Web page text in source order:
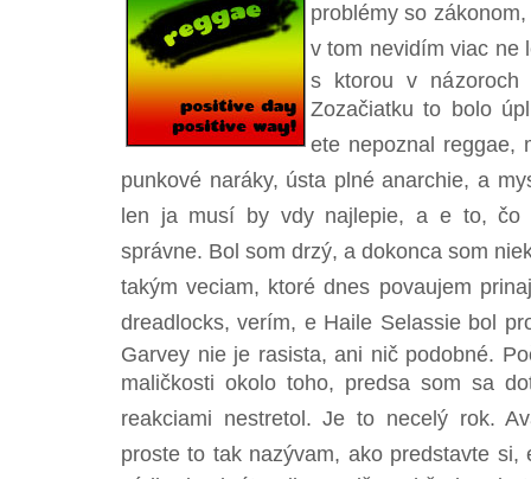
problémy so zákonom,
v tom nevidím viac
s ktorou v názoroch
Zozačiatku to bolo
ete nepoznal
punkové naráky, ústa plné anarchie, a
len ja musí by vdy najlepie, a e to,
správne. Bol som drzý, a dokonca som
takým veciam, ktoré dnes povaujem
dreadlocks, verím, e Haile Selassie bol
Garvey nie je rasista, ani nič podobné.
maličkosti okolo toho, predsa som sa
reakciami nestretol. Je to necelý rok.
proste to tak nazývam, ako predstavte si,